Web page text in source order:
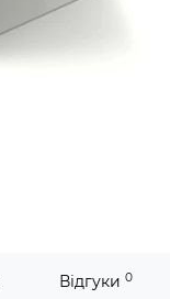
Відгуки 0